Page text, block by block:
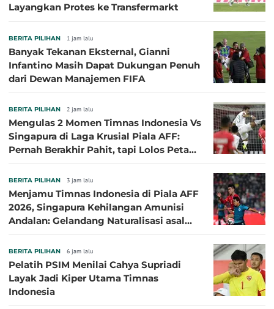
Layangkan Protes ke Transfermarkt
BERITA PILIHAN 1 jam lalu
Banyak Tekanan Eksternal, Gianni
Infantino Masih Dapat Dukungan Penuh
dari Dewan Manajemen FIFA
BERITA PILIHAN 2 jam lalu
Mengulas 2 Momen Timnas Indonesia Vs
Singapura di Laga Krusial Piala AFF:
Pernah Berakhir Pahit, tapi Lolos Petaka
BERITA PILIHAN 3 jam lalu
Menjamu Timnas Indonesia di Piala AFF
2026, Singapura Kehilangan Amunisi
Andalan: Gelandang Naturalisasi asal
BERITA PILIHAN 6 jam lalu
Pelatih PSIM Menilai Cahya Supriadi
Layak Jadi Kiper Utama Timnas
Indonesia